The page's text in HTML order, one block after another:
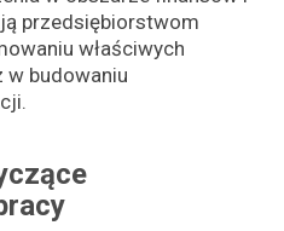
przedsiębiorstwom
właściwych
w budowaniu